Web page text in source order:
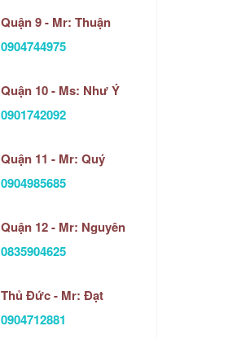
Quận 9 - Mr: Thuận
0904744975
Quận 10 - Ms: Như Ý
0901742092
Quận 11 - Mr: Quý
0904985685
Quận 12 - Mr: Nguyên
0835904625
Thủ Đức - Mr: Đạt
0904712881